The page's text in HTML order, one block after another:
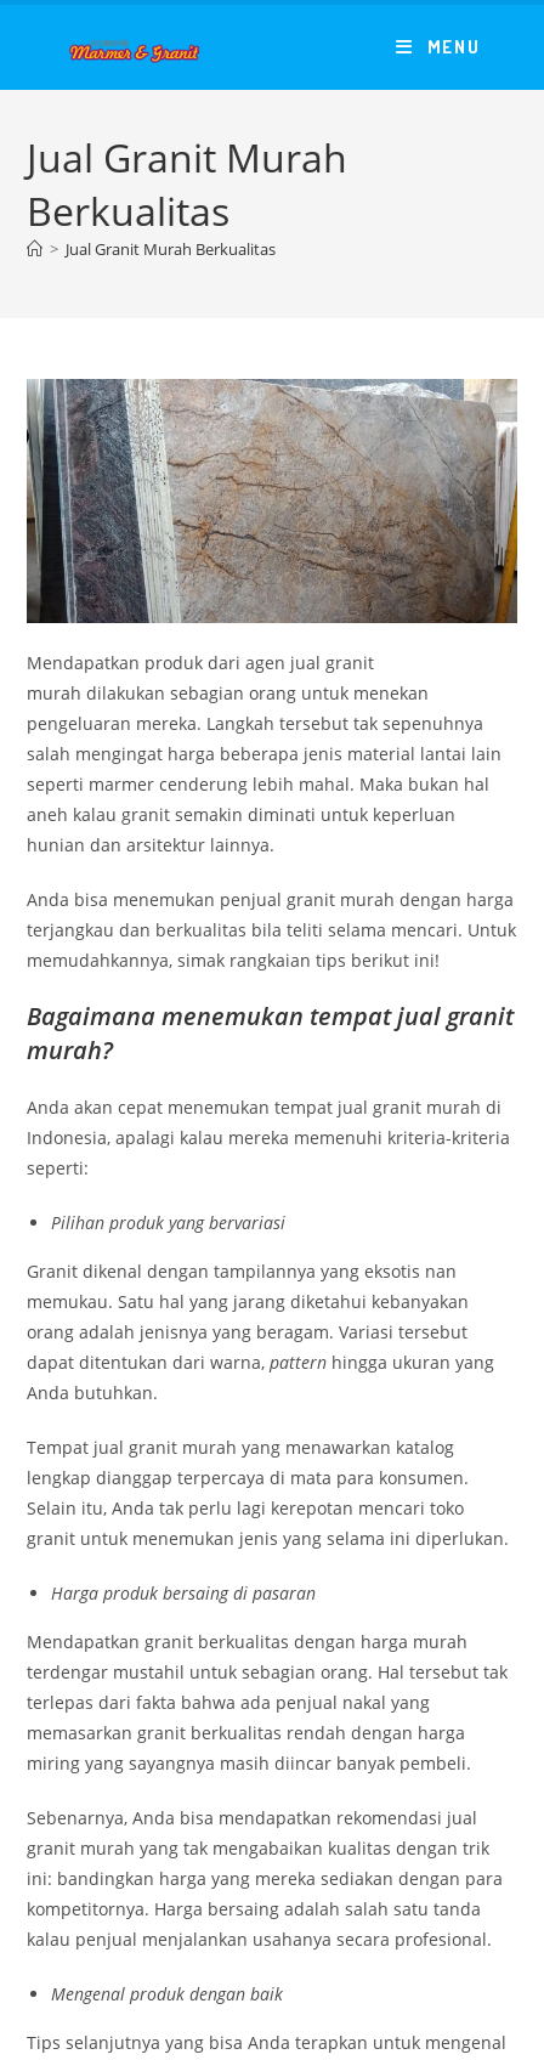
MENU
Jual Granit Murah
Berkualitas
> Jual Granit Murah Berkualitas
Mendapatkan produk dari agen jual granit
murah dilakukan sebagian orang untuk menekan
pengeluaran mereka. Langkah tersebut tak sepenuhnya
salah mengingat harga beberapa jenis material lantai lain
seperti marmer cenderung lebih mahal. Maka bukan hal
aneh kalau granit semakin diminati untuk keperluan
hunian dan arsitektur lainnya.
Anda bisa menemukan penjual granit murah dengan harga
terjangkau dan berkualitas bila teliti selama mencari. Untuk
memudahkannya, simak rangkaian tips berikut ini!
Bagaimana menemukan tempat jual granit
murah?
Anda akan cepat menemukan tempat jual granit murah di
Indonesia, apalagi kalau mereka memenuhi kriteria-kriteria
seperti:
Pilihan produk yang bervariasi
Granit dikenal dengan tampilannya yang eksotis nan
memukau. Satu hal yang jarang diketahui kebanyakan
orang adalah jenisnya yang beragam. Variasi tersebut
dapat ditentukan dari warna,pattern hingga ukuran yang
Anda butuhkan.
Tempat jual granit murah yang menawarkan katalog
lengkap dianggap terpercaya di mata para konsumen.
Selain itu, Anda tak perlu lagi kerepotan mencari toko
granit untuk menemukan jenis yang selama ini diperlukan.
Harga produk bersaing di pasaran
Mendapatkan granit berkualitas dengan harga murah
terdengar mustahil untuk sebagian orang. Hal tersebut tak
terlepas dari fakta bahwa ada penjual nakal yang
memasarkan granit berkualitas rendah dengan harga
miring yang sayangnya masih diincar banyak pembeli.
Sebenarnya, Anda bisa mendapatkan rekomendasi jual
granit murah yang tak mengabaikan kualitas dengan trik
ini: bandingkan harga yang mereka sediakan dengan para
kompetitornya. Harga bersaing adalah salah satu tanda
kalau penjual menjalankan usahanya secara profesional.
Mengenal produk dengan baik
Tips selanjutnya yang bisa Anda terapkan untuk mengenal